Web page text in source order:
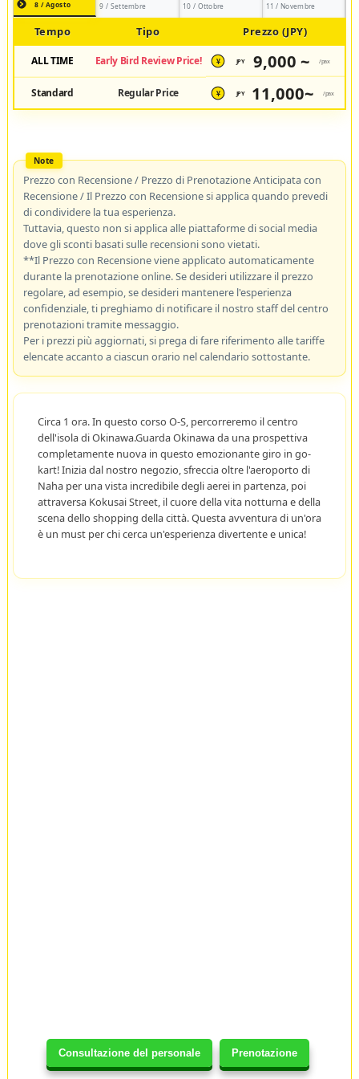
Consultazione del personale Prenotazione
8 / Agosto 9 / Settembre 10 / Ottobre 11 / Novembre
Tempo Tipo Prezzo (JPY)
ALL TIME Early Bird Review Price! ¥ JPY 9,000 ~ /pax
Standard Regular Price ¥ JPY 11,000~ /pax
Prezzo con Recensione / Prezzo di Prenotazione Anticipata con
Recensione / Il Prezzo con Recensione si applica quando prevedi
di condividere la tua esperienza.
Tuttavia, questo non si applica alle piattaforme di social media
dove gli sconti basati sulle recensioni sono vietati.
**Il Prezzo con Recensione viene applicato automaticamente
durante la prenotazione online. Se desideri utilizzare il prezzo
regolare, ad esempio, se desideri mantenere l'esperienza
confidenziale, ti preghiamo di notificare il nostro staff del centro
prenotazioni tramite messaggio.
Per i prezzi più aggiornati, si prega di fare riferimento alle tariffe
elencate accanto a ciascun orario nel calendario sottostante.
Circa 1 ora. In questo corso O-S, percorreremo il centro
dell'isola di Okinawa.Guarda Okinawa da una prospettiva
completamente nuova in questo emozionante giro in go-
kart! Inizia dal nostro negozio, sfreccia oltre l'aeroporto di
Naha per una vista incredibile degli aerei in partenza, poi
attraversa Kokusai Street, il cuore della vita notturna e della
scena dello shopping della città. Questa avventura di un'ora
è un must per chi cerca un'esperienza divertente e unica!